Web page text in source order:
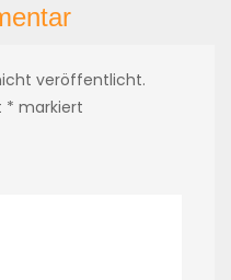
veröffentlicht.
* markiert